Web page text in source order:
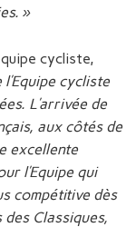
»
cycliste,
cycliste
L’arrivée de
aux côtés de
excellente
l’Equipe qui
compétitive dès
Classiques,